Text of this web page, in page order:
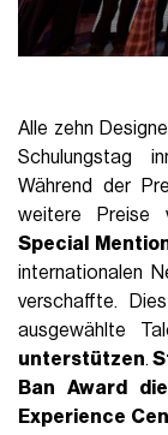
Alle zehn
Schulungstag
Während der
weitere Preise
Special
internationalen
verschaffte.
ausgewählte
unterstützen.
Ban Award
Experience